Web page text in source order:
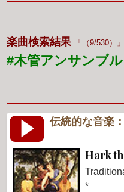
楽曲検索結果
（9/530）
#木管アンサンブル
伝統的な音楽
Hark
*